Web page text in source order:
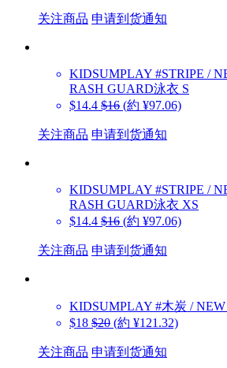
关注商品 申请到货通知
KIDSUMPLAY #STRIPE /
RASH GUARD泳衣 S
$14.4 $16 (約 ¥97.06)
关注商品 申请到货通知
KIDSUMPLAY #STRIPE /
RASH GUARD泳衣 XS
$14.4 $16 (約 ¥97.06)
关注商品 申请到货通知
KIDSUMPLAY #木炭 /
$18 $20 (約 ¥121.32)
关注商品 申请到货通知